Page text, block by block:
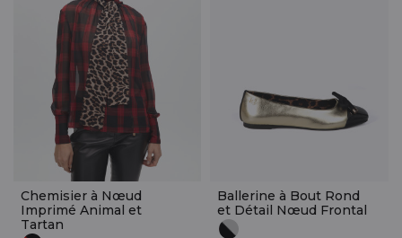
Chemisier à Nœud
Imprimé Animal et
Tartan
Ballerine à Bout Rond
et Détail Nœud Frontal